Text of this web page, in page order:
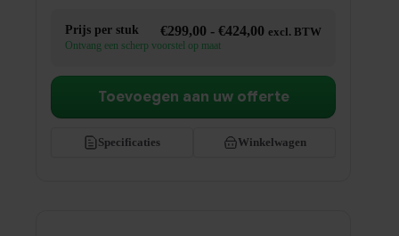
Prijs per stuk €299,00 - €424,00 Prijsklasse:
€424,00
excl. BTW
Ontvang een scherp voorstel op maat
Specificaties Winkelwagen
Toevoegen aan uw offerte